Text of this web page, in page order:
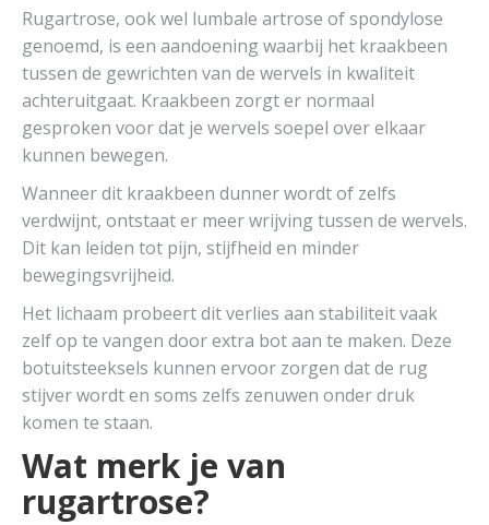
Rugartrose, ook wel lumbale artrose of spondylose
genoemd, is een aandoening waarbij het kraakbeen
tussen de gewrichten van de wervels in kwaliteit
achteruitgaat. Kraakbeen zorgt er normaal
gesproken voor dat je wervels soepel over elkaar
kunnen bewegen.
Wanneer dit kraakbeen dunner wordt of zelfs
verdwijnt, ontstaat er meer wrijving tussen de wervels.
Dit kan leiden tot pijn, stijfheid en minder
bewegingsvrijheid.
Het lichaam probeert dit verlies aan stabiliteit vaak
zelf op te vangen door extra bot aan te maken. Deze
botuitsteeksels kunnen ervoor zorgen dat de rug
stijver wordt en soms zelfs zenuwen onder druk
komen te staan.
Wat merk je van
rugartrose?